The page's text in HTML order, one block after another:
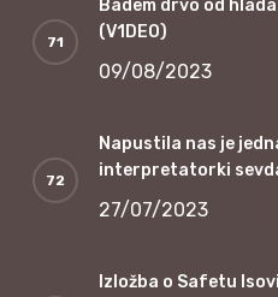
Badem drvo od
(V1DEO)
09/08/2023
Napustila nas je
interpretatorki
27/07/2023
Izložba o Safetu